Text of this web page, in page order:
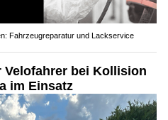
Fahrzeugreparatur und Lackservice
Velofahrer bei Kollision
im Einsatz